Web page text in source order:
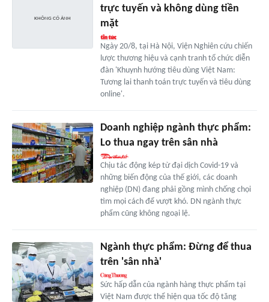
trực tuyến và không dùng tiền
mặt
Ngày 20/8, tại Hà Nội, Viện Nghiên cứu chiến
lược thương hiệu và cạnh tranh tổ chức diễn
đàn 'Khuynh hướng tiêu dùng Việt Nam:
Tương lai thanh toán trực tuyến và tiêu dùng
online'.
Doanh nghiệp ngành thực phẩm:
Lo thua ngay trên sân nhà
Chịu tác động kép từ đại dịch Covid-19 và
những biến động của thế giới, các doanh
nghiệp (DN) đang phải gồng mình chống chọi
tìm mọi cách để vượt khó. DN ngành thực
phẩm cũng không ngoại lệ.
Ngành thực phẩm: Đừng để thua
trên 'sân nhà'
Sức hấp dẫn của ngành hàng thực phẩm tại
Việt Nam được thể hiện qua tốc độ tăng